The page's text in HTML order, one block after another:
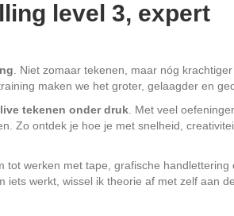
level 3, expert
. Niet zomaar tekenen, maar nóg
maken we het groter, gelaagder en
live tekenen onder druk . Met veel
Zo ontdek je hoe je met snelheid,
werken met tape, grafische handlettering
werkt, wissel ik theorie af met zelf aan